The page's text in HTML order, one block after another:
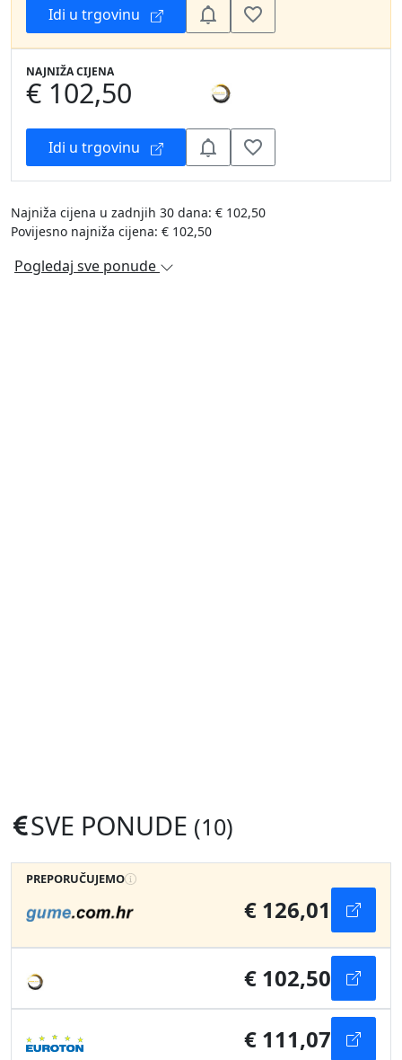
Idi u trgovinu
NAJNIŽA CIJENA
€ 102,50
Idi u trgovinu
Najniža cijena u zadnjih 30 dana: € 102,50
Povijesno najniža cijena: € 102,50
Pogledaj sve ponude
SVE PONUDE (10)
PREPORUČUJEMO
€ 126,01
€ 102,50
€ 111,07